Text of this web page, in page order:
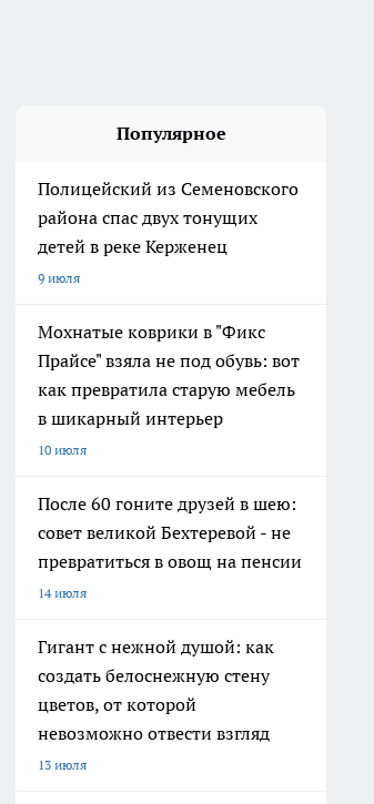
Популярное
Полицейский из Семеновского
района спас двух тонущих
детей в реке Керженец
9 июля
Мохнатые коврики в "Фикс
Прайсе" взяла не под обувь: вот
как превратила старую мебель
в шикарный интерьер
10 июля
После 60 гоните друзей в шею:
совет великой Бехтеревой - не
превратиться в овощ на пенсии
14 июля
Гигант с нежной душой: как
создать белоснежную стену
цветов, от которой
невозможно отвести взгляд
13 июля